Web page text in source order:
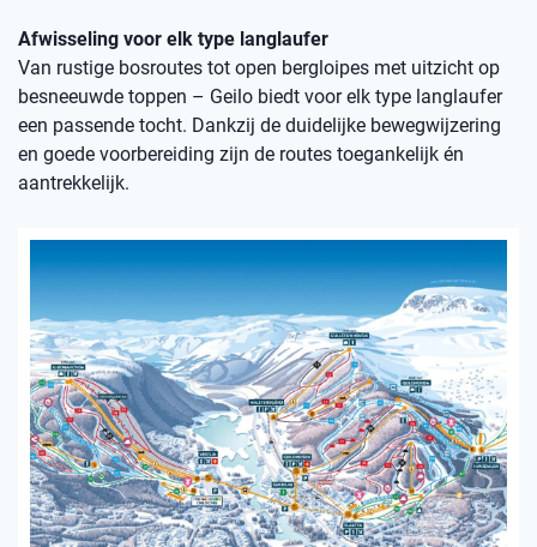
Afwisseling voor elk type langlaufer
Van rustige bosroutes tot open bergloipes met uitzicht op
besneeuwde toppen – Geilo biedt voor elk type langlaufer
een passende tocht. Dankzij de duidelijke bewegwijzering
en goede voorbereiding zijn de routes toegankelijk én
aantrekkelijk.